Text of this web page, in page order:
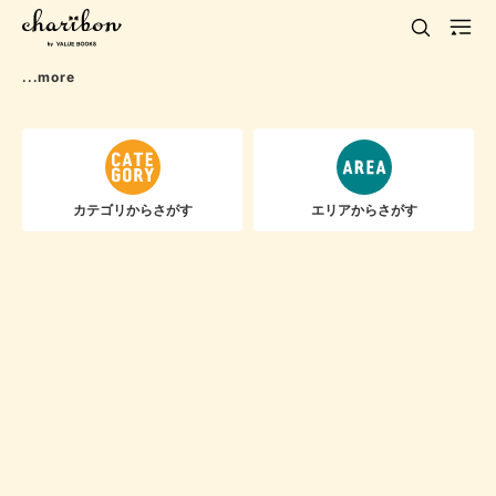
...more
カテゴリからさがす エリアからさがす